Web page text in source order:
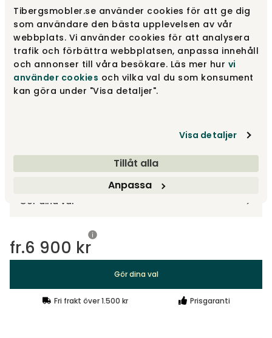
Tibergsmobler.se använder cookies för att ge dig
som användare den bästa upplevelsen av vår
webbplats. Vi använder cookies för att analysera
trafik och förbättra webbplatsen, anpassa innehåll
och annonser till våra besökare. Läs mer hur vi
använder cookies och vilka val du som konsument
kan göra under "Visa detaljer".
Visa detaljer
Tillåt alla
Anpassa
KAZ P45 | Höjd 45 cm fr.
KAZ P65 | Höjd 65 cm fr.7 440 kr
Gör dina val
fr.6 900 kr
Gör dina val
Fri frakt över 1.500 kr Prisgaranti